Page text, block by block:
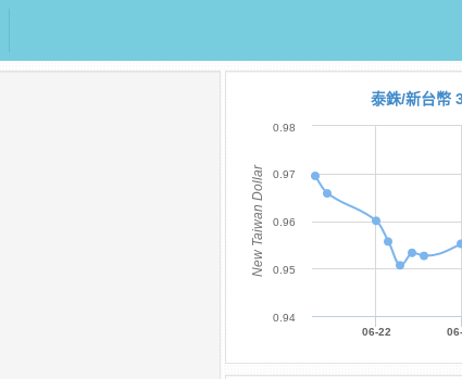
New Taiwan Dollar
泰銖/新台幣
06-22
0.94
0.95
0.96
0.97
0.98